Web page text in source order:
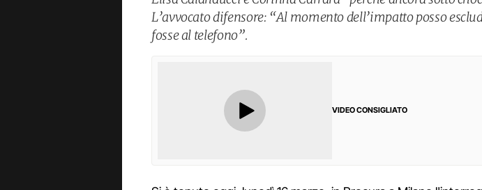
L’avvocato difensore: “Al momento dell’impatto posso
fosse al telefono”.
VIDEO CONSIGLIATO